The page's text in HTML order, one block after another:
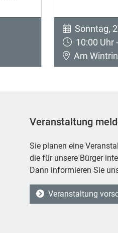
Sonntag,
10:00 Uhr
Am
Veranstaltung
Sie planen eine
die für unsere Bürger
Dann informieren Sie
Veranstaltung